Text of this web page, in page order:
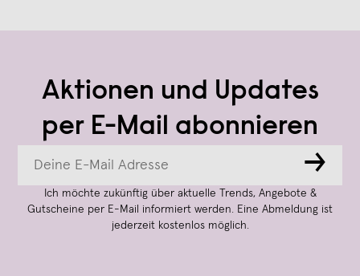
Aktionen und Updates
per E-Mail abonnieren
→
Ich möchte zukünftig über aktuelle Trends, Angebote &
Gutscheine per E-Mail informiert werden. Eine Abmeldung ist
jederzeit kostenlos möglich.